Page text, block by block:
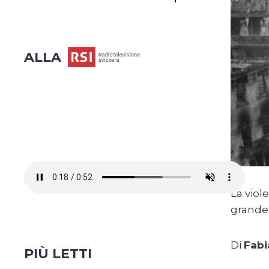
La
Di
ALLA
PIÙ LETTI